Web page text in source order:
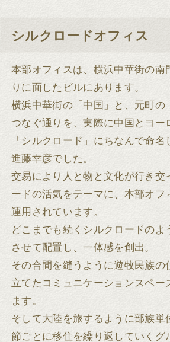
シルクロードオフィス
本部オフィスは、横浜中華街の南
りに面したビルにあります。
横浜中華街の「中国」と、元町の
つなぐ通りを、実際に中国とヨー
「シルクロード」にちなんで命名
進藤幸彦でした。
交易により人と物と文化が行き交
ードの活気をテーマに、本部オフ
運用されています。
どこまでも続くシルクロードのよ
させて配置し、一体感を創出。
その合間を縫うように遊牧民族の
立てたコミュニケーションスペー
ます。
そして大陸を旅するように部族単
節ごとに移住を繰り返していくグ